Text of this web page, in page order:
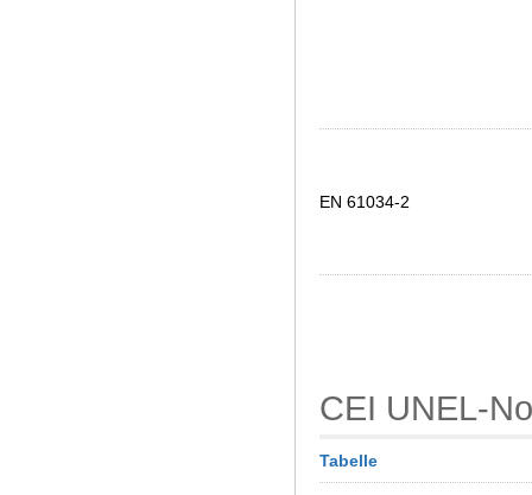
EN 61034-2
CEI UNEL-
Tabelle